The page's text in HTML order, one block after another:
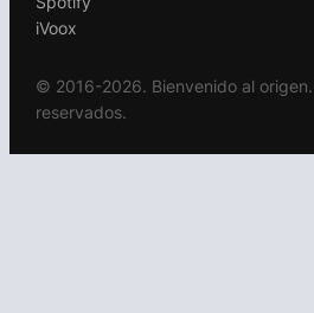
iVoox
© 2016-2026. Bienvenido al
reservados.